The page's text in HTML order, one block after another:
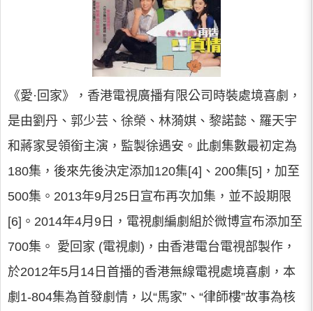
《愛·回家》，香港電視廣播有限公司時裝處境喜劇，
是由劉丹、郭少芸、徐榮、林漪娸、黎諾懿、羅天宇
和蔣家旻領銜主演，監製徐遇安。此劇集數最初定為
180集，後來先後決定添加120集[4]、200集[5]，加至
500集。2013年9月25日宣布再次加集，並不設期限
[6]。2014年4月9日，電視劇編劇組於微博宣布添加至
700集。 愛回家 (電視劇)，由香港電台電視部製作，
於2012年5月14日首播的香港無線電視處境喜劇，本
劇1-804集為首發劇情，以“馬家”、“律師樓”故事為核